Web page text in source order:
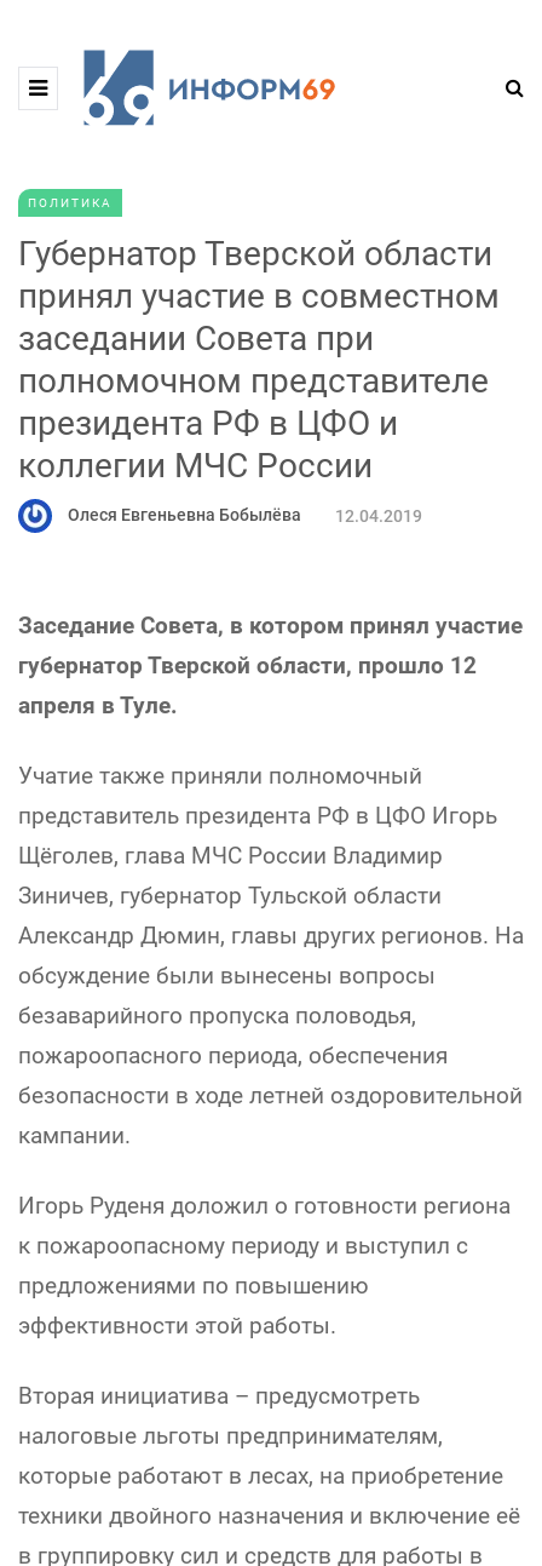
ПОЛИТИКА
Губернатор Тверской области
принял участие в совместном
заседании Совета при
полномочном представителе
президента РФ в ЦФО и
коллегии МЧС России
Олеся Евгеньевна Бобылёва 12.04.2019
Заседание Совета, в котором принял участие
губернатор Тверской области, прошло 12
апреля в Туле.
Учатие также приняли полномочный
представитель президента РФ в ЦФО Игорь
Щёголев, глава МЧС России Владимир
Зиничев, губернатор Тульской области
Александр Дюмин, главы других регионов. На
обсуждение были вынесены вопросы
безаварийного пропуска половодья,
пожароопасного периода, обеспечения
безопасности в ходе летней оздоровительной
кампании.
Игорь Руденя доложил о готовности региона
к пожароопасному периоду и выступил с
предложениями по повышению
эффективности этой работы.
Вторая инициатива – предусмотреть
налоговые льготы предпринимателям,
которые работают в лесах, на приобретение
техники двойного назначения и включение её
в группировку сил и средств для работы в